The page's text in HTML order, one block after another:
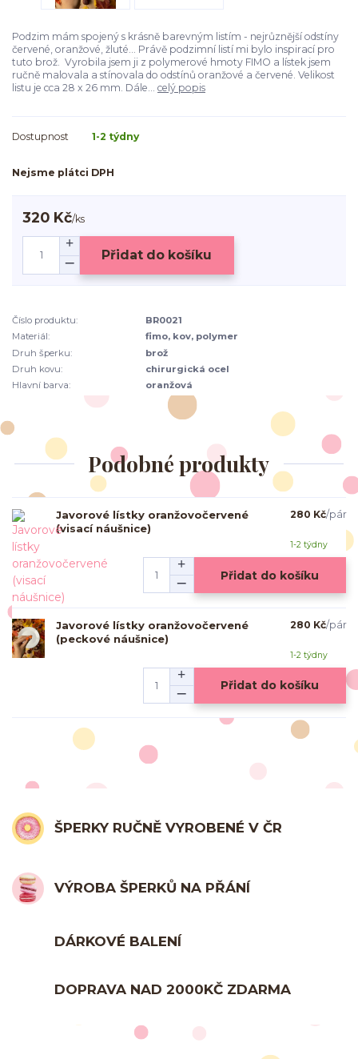
Podzim mám spojený s krásně barevným listím - nejrůznější odstíny
červené, oranžové, žluté... Právě podzimní listí mi bylo inspirací pro
tuto brož. Vyrobila jsem ji z polymerové hmoty FIMO a lístek jsem
ručně malovala a stínovala do odstínů oranžové a červené. Velikost
listu je cca 28 x 26 mm. Dále... celý popis
Dostupnost 1-2 týdny
Nejsme plátci DPH
320 Kč/ks
Přidat do košíku
Číslo produktu:
BR0021
Materiál:
fimo, kov, polymer
Druh šperku:
brož
Druh kovu:
chirurgická ocel
Hlavní barva:
oranžová
Podobné produkty
Javorové lístky oranžovočervené
(visací náušnice)
280 Kč/pár
1-2 týdny
Přidat do košíku
Javorové lístky oranžovočervené
(peckové náušnice)
280 Kč/pár
1-2 týdny
Přidat do košíku
ŠPERKY RUČNĚ VYROBENÉ V ČR
VÝROBA ŠPERKŮ NA PŘÁNÍ
DÁRKOVÉ BALENÍ
DOPRAVA NAD 2000KČ ZDARMA